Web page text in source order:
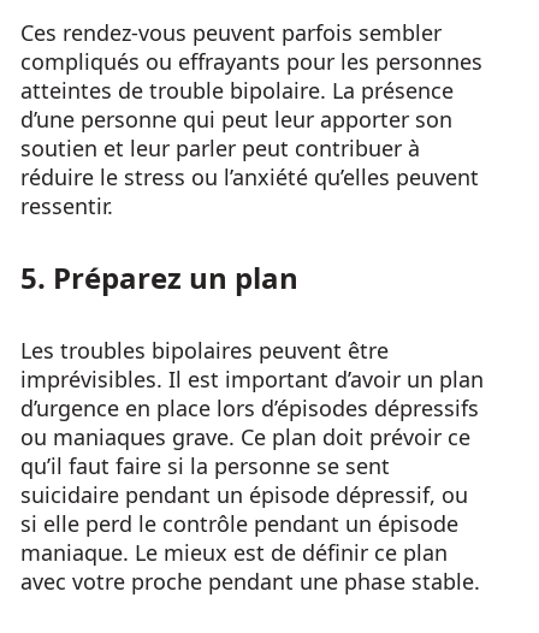
Ces rendez-vous peuvent parfois sembler
compliqués ou effrayants pour les personnes
atteintes de trouble bipolaire. La présence
d’une personne qui peut leur apporter son
soutien et leur parler peut contribuer à
réduire le stress ou l’anxiété qu’elles peuvent
ressentir.
5. Préparez un plan
Les troubles bipolaires peuvent être
imprévisibles. Il est important d’avoir un plan
d’urgence en place lors d’épisodes dépressifs
ou maniaques grave. Ce plan doit prévoir ce
qu’il faut faire si la personne se sent
suicidaire pendant un épisode dépressif, ou
si elle perd le contrôle pendant un épisode
maniaque. Le mieux est de définir ce plan
avec votre proche pendant une phase stable.